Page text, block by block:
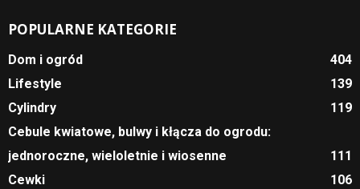
POPULARNE KATEGORIE
Dom i ogród
404
Lifestyle
139
Cylindry
119
Cebule kwiatowe, bulwy i kłącza do ogrodu:
jednoroczne, wieloletnie i wiosenne
111
Cewki
106